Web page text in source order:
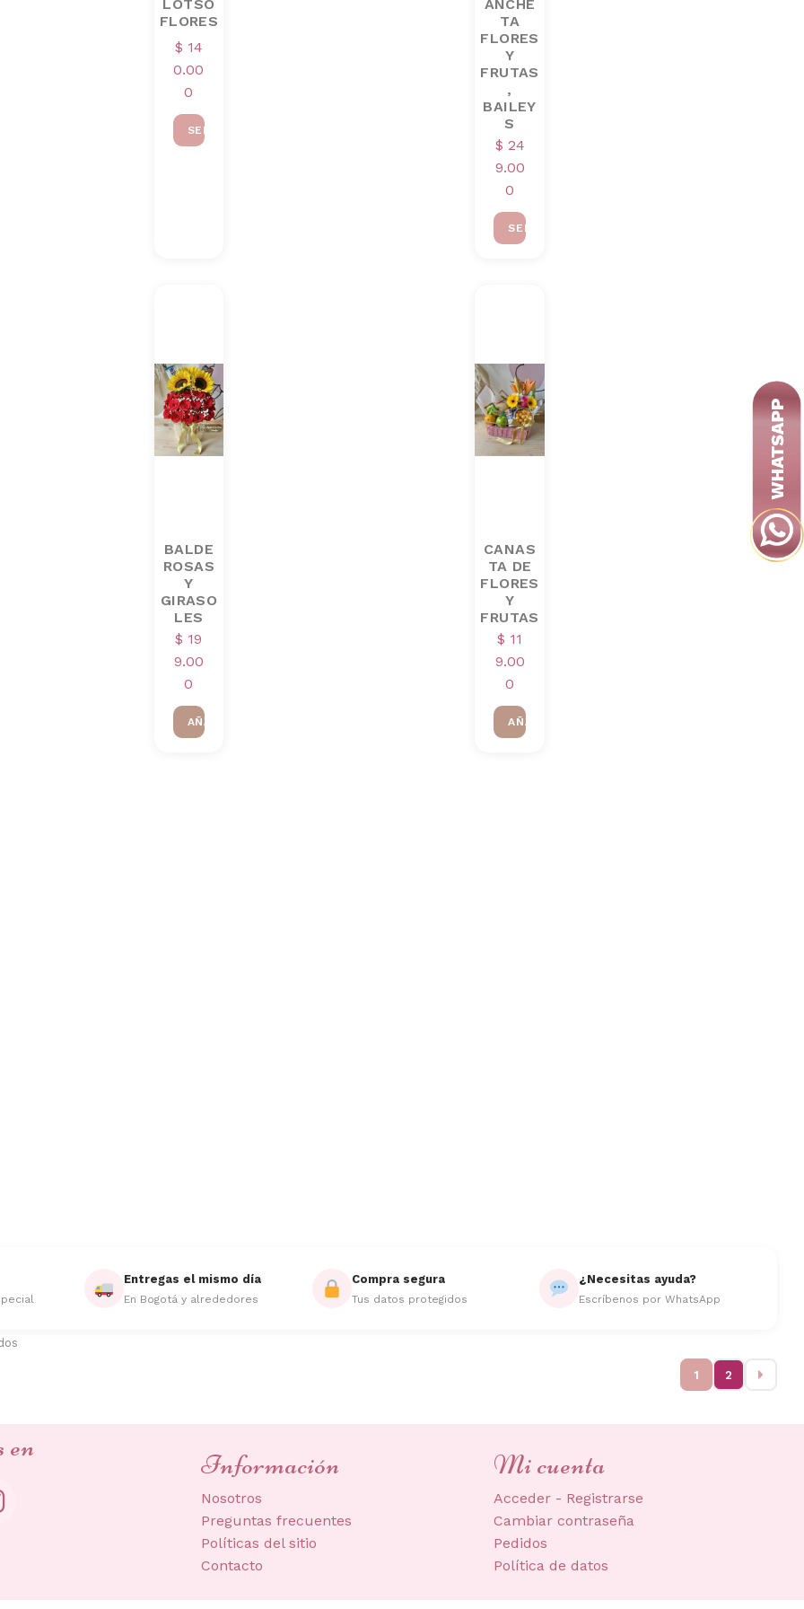
LOTSO
FLORES
$ 14
0.00
0
SELECCIONAR OPCIONES
ANCHE
TA
FLORES
Y
FRUTAS
,
BAILEY
S
$ 24
9.00
0
SELECCIONAR OPCIONES
BALDE
ROSAS
Y
GIRASO
LES
$ 19
9.00
0
AÑADIR AL CARRITO
CANAS
TA DE
FLORES
Y
FRUTAS
$ 11
9.00
0
AÑADIR AL CARRITO
Entregas el mismo día
En Bogotá y alrededores
Compra segura
Tus datos protegidos
¿Necesitas ayuda?
Escríbenos por WhatsApp
1 2
en
Información
Nosotros
Preguntas frecuentes
Políticas del sitio
Contacto
Mi cuenta
Acceder - Registrarse
Cambiar contraseña
Pedidos
Política de datos